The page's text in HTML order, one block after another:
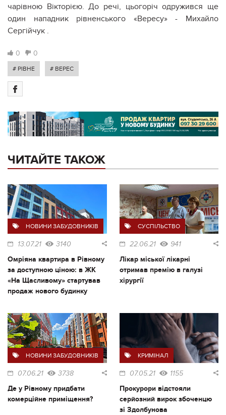
чарівною Вікторією. До речі, цьогоріч одружився ще
один нападник рівненського «Вересу» - Михайло
Сергійчук .
0 0
# РІВНЕ # ВЕРЕС
ЧИТАЙТЕ ТАКОЖ
НОВИНИ ЗАБУДОВНИКІВ
13.07.21 3140
Омріяна квартира в Рівному
за доступною ціною: в ЖК
«На Щасливому» стартував
продаж нового будинку
СУСПІЛЬСТВО
22.06.21 941
Лікар міської лікарні
отримав премію в галузі
хірургії
НОВИНИ ЗАБУДОВНИКІВ
07.06.21 3738
Де у Рівному придбати
комерційне приміщення?
КРИМІНАЛ
07.05.21 1155
Прокурори відстояли
серйозний вирок збоченцю
зі Здолбунова